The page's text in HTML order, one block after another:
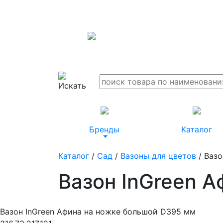
Бренды Каталог
Каталог / Сад / Вазоны для цветов /
Вазон InGreen
Вазон InGreen Афина на ножке большой D395 мм